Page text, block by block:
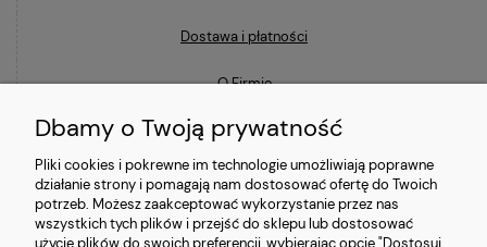
Dostawa i płatności
O Firmie
Blog
Ostatnio na blogu
Dbamy o Twoją prywatność
Pliki cookies i pokrewne im technologie umożliwiają poprawne
działanie strony i pomagają nam dostosować ofertę do Twoich
potrzeb. Możesz zaakceptować wykorzystanie przez nas
wszystkich tych plików i przejść do sklepu lub dostosować
użycie plików do swoich preferencji, wybierając opcję "Dostosuj